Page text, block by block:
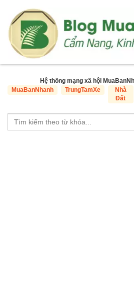
Hệ thống mạng xã hội
MuaBanNhanh
TrungTamXe
Nhà
Đất